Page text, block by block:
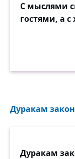
С мыслями
гостями, а
Дуракам
Дуракам